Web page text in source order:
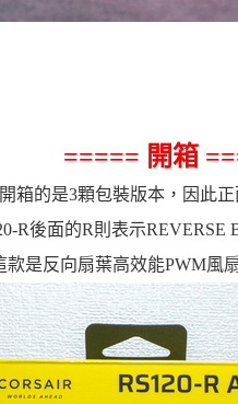
===== 開箱
箱的是3顆包裝版本，因此
R後面的R則表示
是反向扇葉高效能PWM風